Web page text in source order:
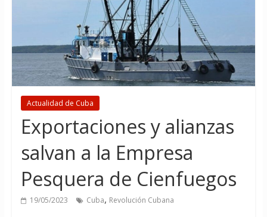
Actualidad de Cuba
Exportaciones y alianzas
salvan a la Empresa
Pesquera de Cienfuegos
19/05/2023 Cuba, Revolución Cubana